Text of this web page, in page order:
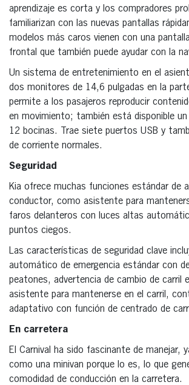
aprendizaje es corta y los compradores
familiarizan con las nuevas pantallas
modelos más caros vienen con una
frontal que también puede ayudar con la
Un sistema de entretenimiento en el
dos monitores de 14,6 pulgadas en la
permite a los pasajeros reproducir
en movimiento; también está disponible
12 bocinas. Trae siete puertos USB y
de corriente normales.
Seguridad
Kia ofrece muchas funciones estándar de
conductor, como asistente para
faros delanteros con luces altas
puntos ciegos.
Las características de seguridad clave
automático de emergencia estándar con
peatones, advertencia de cambio de carril
asistente para mantenerse en el carril,
adaptativo con función de centrado de
En carretera
El Carnival ha sido fascinante de manejar,
como una minivan porque lo es, lo que
comodidad de conducción en la carretera.